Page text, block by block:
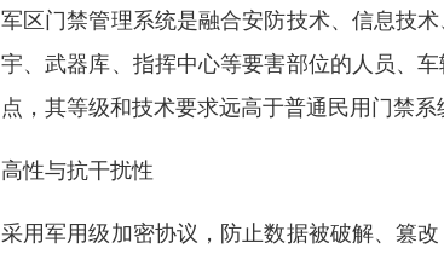
军区门禁管理系统是融合安防技术、信息技
宇、武器库、指挥中心等要害部位的人员、
点，其等级和技术要求远高于普通民用门禁系
高性与抗干扰性
采用军用级加密协议，防止数据被破解、篡